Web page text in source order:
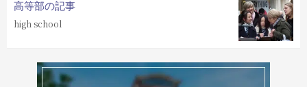
高等部の記事
high school